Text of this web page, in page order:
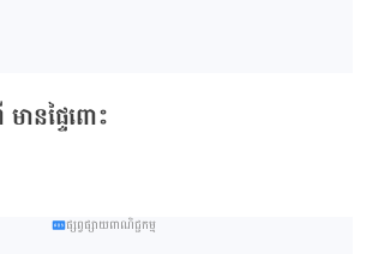
ានផ្ទៃពោះ
ផ្សព្វផ្សាយពាណិជ្ជកម្ម